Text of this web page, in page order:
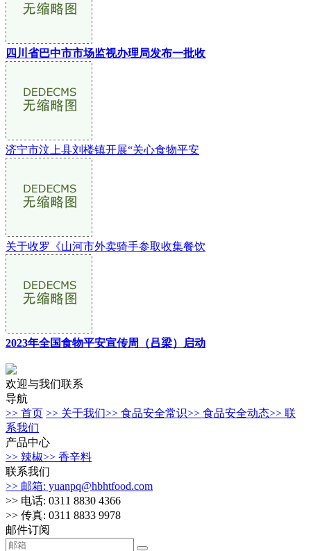
四川省巴中市市场监视办理局发布一批收
济宁市汶上县刘楼镇开展“关心食物平安
关于收罗《山河市外卖骑手参取收集餐饮
2023年全国食物平安宣传周（吕梁）启动
欢迎与我们联系
导航
>> 首页 >> 关于我们>> 食品安全常识>> 食品安全动态>> 联
系我们
产品中心
>> 辣椒>> 香辛料
联系我们
>> 邮箱: yuanpq@hbhtfood.com
>> 电话: 0311 8830 4366
>> 传真: 0311 8833 9978
邮件订阅